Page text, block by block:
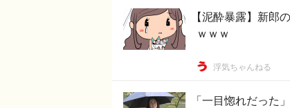
【泥酔暴露】新郎
ｗｗｗ
浮気ちゃんねる
「一目惚れだった